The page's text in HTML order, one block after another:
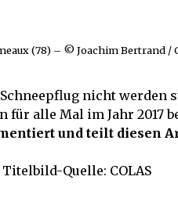
(78) – © Joachim Bertrand /
nicht werden
alle Mal im Jahr 2017
und teilt diesen
Titelbild-Quelle: COLAS